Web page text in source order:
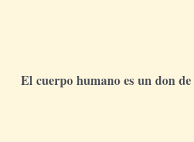
El cuerpo humano es un don